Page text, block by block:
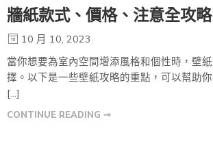
牆紙款式、價格、注意全攻略
10 月 10, 2023
當你想要為室內空間增添風格和個性時，壁
擇。以下是一些壁紙攻略的重點，可以幫助
[…]
CONTINUE READING ➞